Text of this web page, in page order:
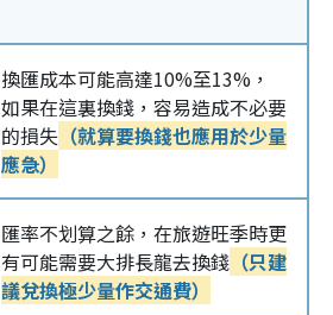
換匯成本可能高達10%至13%，
如果在這裏換錢，容易造成不必要
的損失 （就算要換錢也應用於少量
應急）
匯率不划算之餘，在旅遊旺季時更
有可能需要大排長龍去換錢 （只建
議兌換極少量作交通費）